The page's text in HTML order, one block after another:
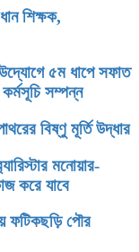
শিক্ষক,
৫ম ধাপে সফাত
সম্পন্ন
বিষ্ণু মূর্তি উদ্ধার
মনোয়ার-
করে যাবে
ফটিকছড়ি পৌর